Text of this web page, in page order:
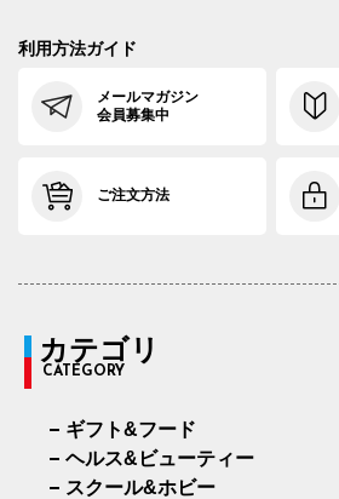
利用方法ガイド
メールマガジン
会員募集中
ご注文方法
カテゴリ
CATEGORY
ギフト&フード
ヘルス&ビューティー
スクール&ホビー